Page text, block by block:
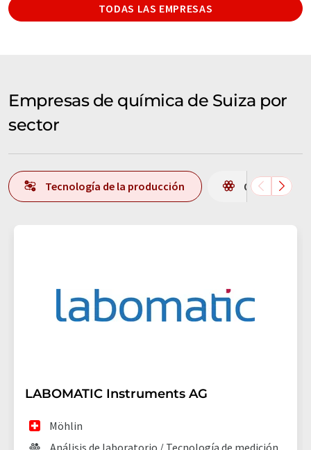
TODAS LAS EMPRESAS
Empresas de química de Suiza por
sector
Tecnología de la producción Química
LABOMATIC Instruments AG
Möhlin
Análisis de laboratorio / Tecnología de medición